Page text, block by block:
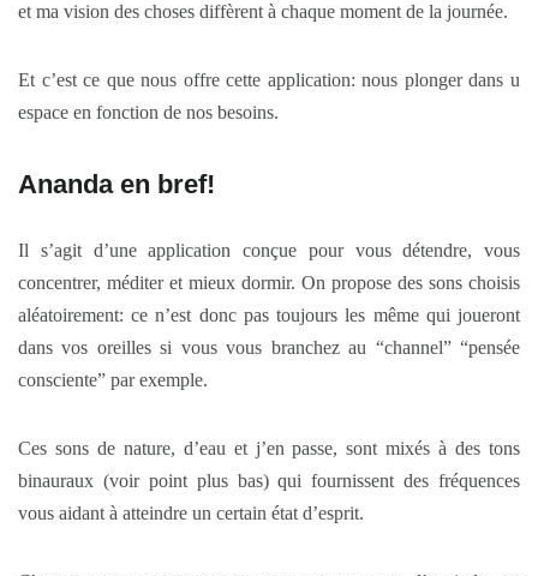
et ma vision des choses diffèrent à chaque moment de la journée.
Et c’est ce que nous offre cette application: nous plonger dans u
espace en fonction de nos besoins.
Ananda en bref!
Il s’agit d’une application conçue pour vous détendre, vous
concentrer, méditer et mieux dormir. On propose des sons choisis
aléatoirement: ce n’est donc pas toujours les même qui joueront
dans vos oreilles si vous vous branchez au “channel” “pensée
consciente” par exemple.
Ces sons de nature, d’eau et j’en passe, sont mixés à des tons
binauraux (voir point plus bas) qui fournissent des fréquences
vous aidant à atteindre un certain état d’esprit.